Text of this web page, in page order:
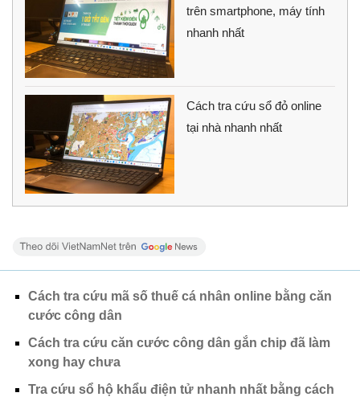
trên smartphone, máy tính
nhanh nhất
Cách tra cứu sổ đỏ online
tại nhà nhanh nhất
Cách tra cứu mã số thuế cá nhân online bằng căn
cước công dân
Cách tra cứu căn cước công dân gắn chip đã làm
xong hay chưa
Tra cứu sổ hộ khẩu điện tử nhanh nhất bằng cách